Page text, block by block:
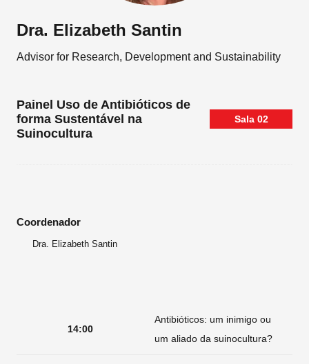
Dra. Elizabeth Santin
Advisor for Research, Development and Sustainability
Painel Uso de Antibióticos de
forma Sustentável na
Suinocultura
Sala 02
Coordenador
Dra. Elizabeth Santin
14:00
Antibióticos: um inimigo ou
um aliado da suinocultura?